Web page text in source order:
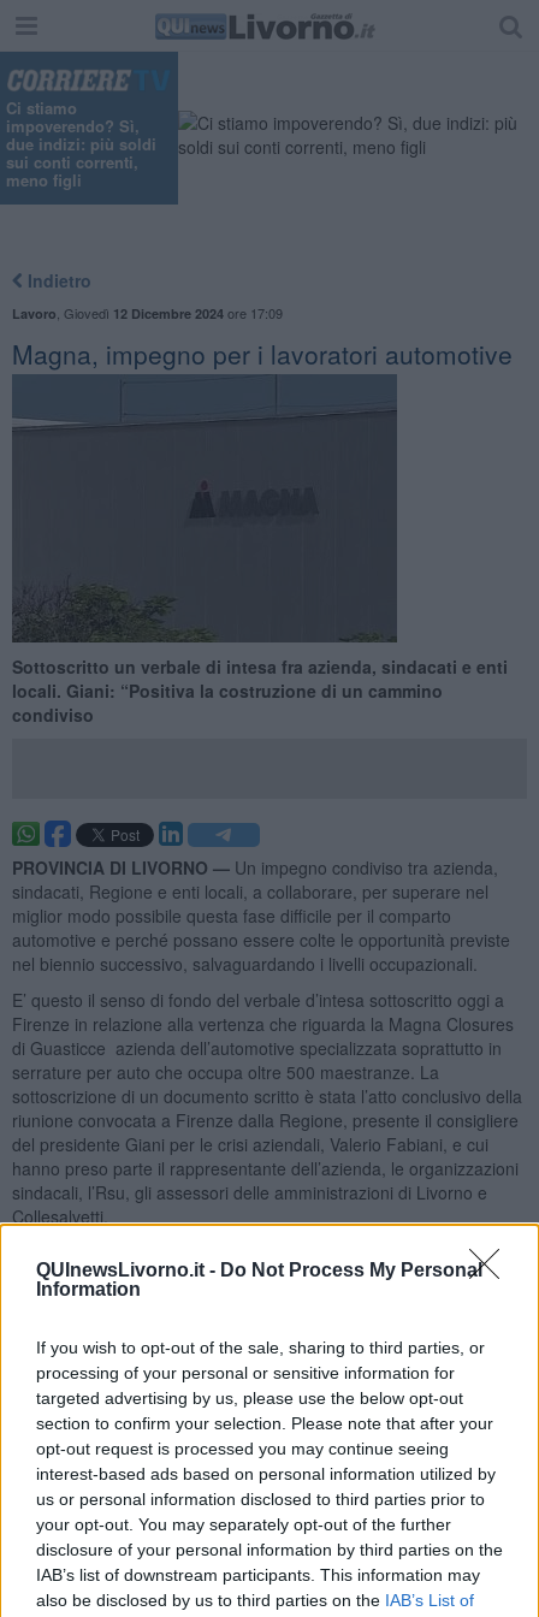
QUInewsLivorno.it - Do Not Process My Personal
Information
If you wish to opt-out of the sale, sharing to third parties, or
processing of your personal or sensitive information for
targeted advertising by us, please use the below opt-out
section to confirm your selection. Please note that after your
opt-out request is processed you may continue seeing
interest-based ads based on personal information utilized by
us or personal information disclosed to third parties prior to
your opt-out. You may separately opt-out of the further
disclosure of your personal information by third parties on the
IAB’s list of downstream participants. This information may
also be disclosed by us to third parties on the IAB’s List of
Ci stiamo
impoverendo? Sì,
due indizi: più soldi
sui conti correnti,
meno figli
Indietro
Lavoro Giovedì 12 Dicembre 2024ore 17:09
Magna, impegno per i lavoratori automotive
Sottoscritto un verbale di intesa fra azienda, sindacati e enti
locali. Giani: “Positiva la costruzione di un cammino
condiviso
PROVINCIA DI LIVORNO — Un impegno condiviso tra azienda,
sindacati, Regione e enti locali, a collaborare, per superare nel
miglior modo possibile questa fase difficile per il comparto
automotive e perché possano essere colte le opportunità previste
nel biennio successivo, salvaguardando i livelli occupazionali.
E’ questo il senso di fondo del verbale d’intesa sottoscritto oggi a
Firenze in relazione alla vertenza che riguarda la Magna Closures
di Guasticce azienda dell’automotive specializzata soprattutto in
serrature per auto che occupa oltre 500 maestranze. La
sottoscrizione di un documento scritto è stata l’atto conclusivo della
riunione convocata a Firenze dalla Regione, presente il consigliere
del presidente Giani per le crisi aziendali, Valerio Fabiani, e cui
hanno preso parte il rappresentante dell’azienda, le organizzazioni
sindacali, l’Rsu, gli assessori delle amministrazioni di Livorno e
Collesalvetti.
Eugenio Giani - la costruzione di un cammino condiviso, che oggi è
stato sottolineato anche dalla stesura di un documento concordato.
Con questo modo di operare sarà più facile fronteggiare questa
fase così delicata per il settore automotive”.
“Il verbale sottoscritto - ha detto Valerio Fabiani – rappresenta un
passo avanti significativo: mostra che c’è una disponibilità al
confronto per affrontare questa fase difficile. Fondamentale è
l’impegno assunto dall’azienda a considerare Guasticce un presidio
strategico e a salvaguardare i livelli occupazionali, anche se per il
2025 continuerà il ricorso agli ammortizzatori sociali”.